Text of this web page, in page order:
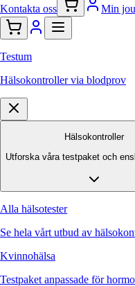
Kontakta oss
Min
Testum
Hälsokontroller via blodprov
Hälsokontroller
Utforska våra testpaket och
Alla hälsotester
Se hela vårt utbud av
Kvinnohälsa
Testpaket anpassade för